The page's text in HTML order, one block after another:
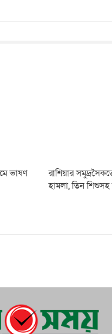
ভাষণ
রাশিয়ার
হামলা, তিন